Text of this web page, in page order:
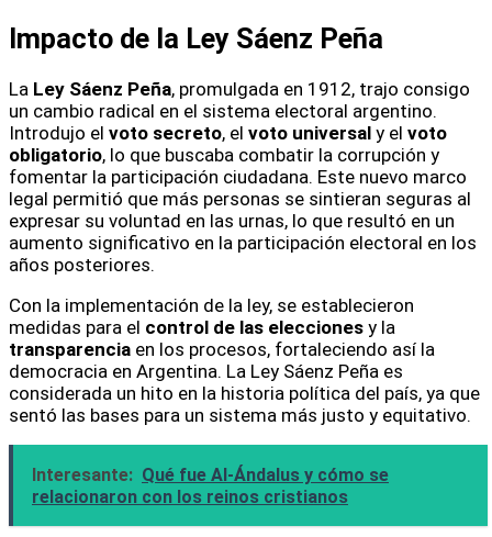
Impacto de la Ley Sáenz Peña
La Ley Sáenz Peña, promulgada en 1912, trajo consigo
un cambio radical en el sistema electoral argentino.
Introdujo el voto secreto, el voto universal y el voto
obligatorio, lo que buscaba combatir la corrupción y
fomentar la participación ciudadana. Este nuevo marco
legal permitió que más personas se sintieran seguras al
expresar su voluntad en las urnas, lo que resultó en un
aumento significativo en la participación electoral en los
años posteriores.
Con la implementación de la ley, se establecieron
medidas para el control de las elecciones y la
transparencia en los procesos, fortaleciendo así la
democracia en Argentina. La Ley Sáenz Peña es
considerada un hito en la historia política del país, ya que
sentó las bases para un sistema más justo y equitativo.
Interesante: Qué fue Al-Ándalus y cómo se
relacionaron con los reinos cristianos